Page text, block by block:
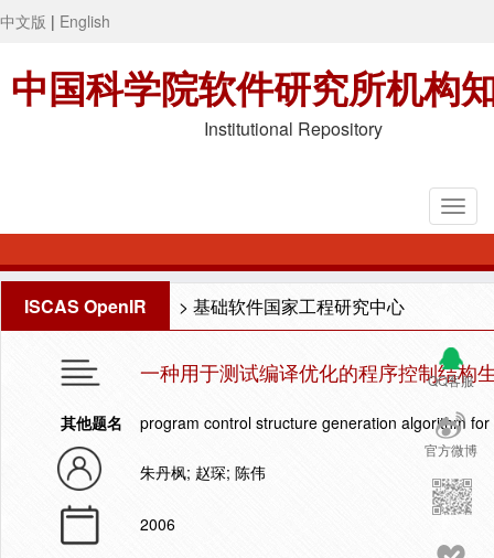
中文版 | English
中国科学院软件研究所机构
Institutional Repository
ISCAS OpenIR > 基础软件国家工程研究中心
QQ客服
官方微博
一种用于测试编译优化的程序控制结构
其他题名 program control structure generation algorithm
朱丹枫; 赵琛; 陈伟
2006